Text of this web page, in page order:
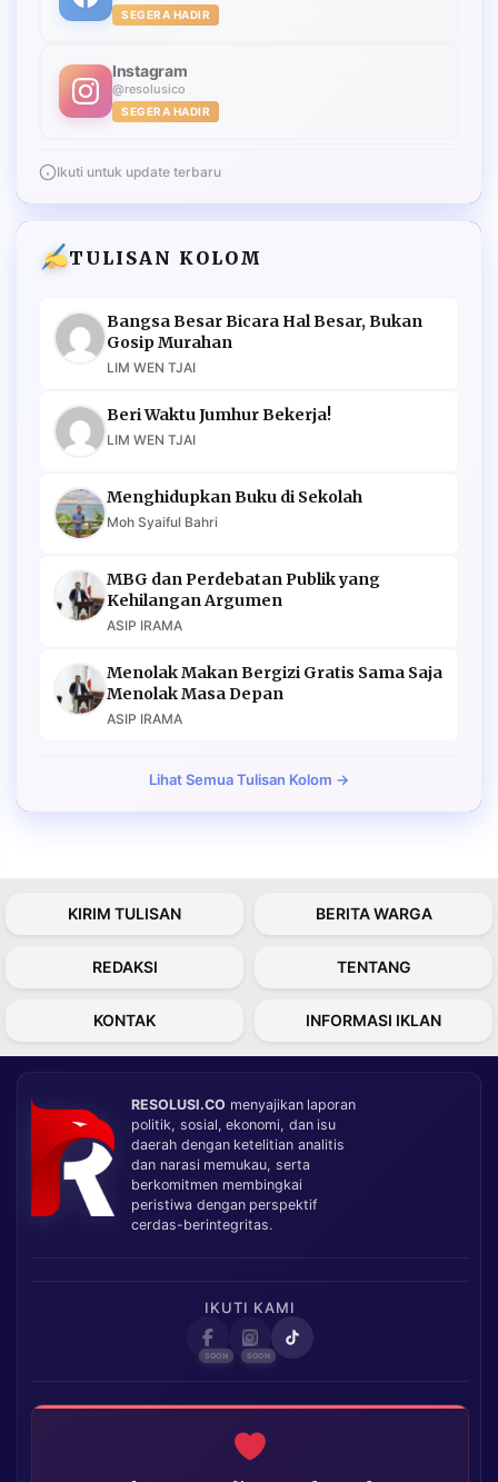
SEGERA HADIR
Instagram
@resolusico
SEGERA HADIR
Ikuti untuk update terbaru
TULISAN KOLOM
Bangsa Besar Bicara Hal Besar, Bukan
Gosip Murahan
LIM WEN TJAI
Beri Waktu Jumhur Bekerja!
LIM WEN TJAI
Menghidupkan Buku di Sekolah
Moh Syaiful Bahri
MBG dan Perdebatan Publik yang
Kehilangan Argumen
ASIP IRAMA
Menolak Makan Bergizi Gratis Sama Saja
Menolak Masa Depan
ASIP IRAMA
Lihat Semua Tulisan Kolom →
KIRIM TULISAN BERITA WARGA
REDAKSI TENTANG
KONTAK INFORMASI IKLAN
RESOLUSI.CO menyajikan laporan
politik, sosial, ekonomi, dan isu
daerah dengan ketelitian analitis
dan narasi memukau, serta
berkomitmen membingkai
peristiwa dengan perspektif
cerdas-berintegritas.
IKUTI KAMI